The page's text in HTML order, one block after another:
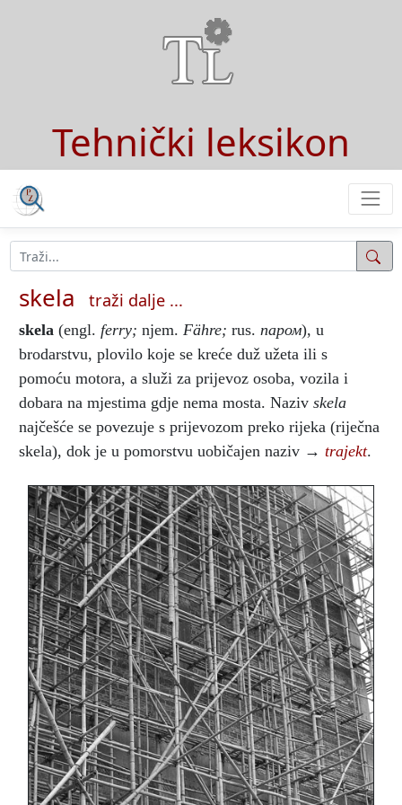
Tehnički leksikon
skela traži dalje ...
skela (engl. ferry; njem. Fähre; rus. паром), u
brodarstvu, plovilo koje se kreće duž užeta ili s
pomoću motora, a služi za prijevoz osoba, vozila i
dobara na mjestima gdje nema mosta. Naziv skela
najčešće se povezuje s prijevozom preko rijeka (riječna
skela), dok je u pomorstvu uobičajen naziv → trajekt.